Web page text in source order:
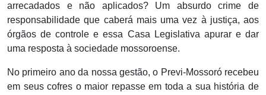
arrecadados e não aplicados? Um absurdo crime de
responsabilidade que caberá mais uma vez à justiça, aos
órgãos de controle e essa Casa Legislativa apurar e dar
uma resposta à sociedade mossoroense.
No primeiro ano da nossa gestão, o Previ-Mossoró recebeu
em seus cofres o maior repasse em toda a sua história de